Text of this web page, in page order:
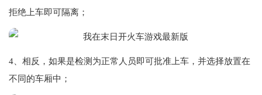
拒绝上车即可隔离；
4、相反，如果是检测为正常人员即可批准上车，并选择放置在
不同的车厢中；